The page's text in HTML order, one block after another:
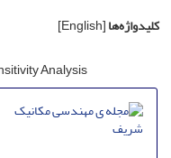
کلیدواژه‌ها[English]
Analysis